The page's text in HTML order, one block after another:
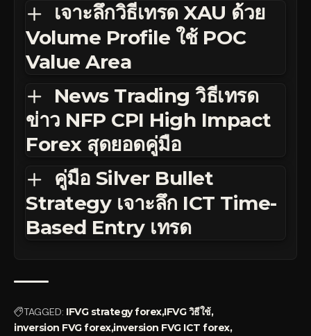
เจาะลึกวิธีเทรด XAU ด้วย
Volume Profile ใช้ POC
Value Area
News Trading วิธีเทรด
ข่าว NFP CPI High Impact
Forex สุดยอดคู่มือ
คู่มือ Silver Bullet
Strategy เจาะลึก ICT Time-
Based Entry เทรด
TAGGED: IFVG strategy forexIFVG วิธีใช้
inversion FVG forexinversion FVG ICT forex